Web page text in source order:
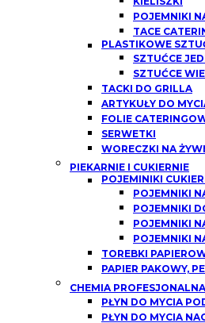
POJEMNIKI
TACE
PLASTIKOWE
SZTUĆCE
SZTUĆCE
TACKI DO GRILLA
ARTYKUŁY DO
FOLIE
SERWETKI
WORECZKI NA
PIEKARNIE I CUKIERNIE
POJEMINIKI
POJEMNIKI
POJEMNIKI
POJEMNIKI
POJEMNIKI
TOREBKI
PAPIER PAKOWY,
CHEMIA PROFESJONALNA
PŁYN DO MYCIA
PŁYN DO MYCIA